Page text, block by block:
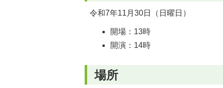
令和7年11月30日（日曜日）
開場：13時
開演：14時
場所